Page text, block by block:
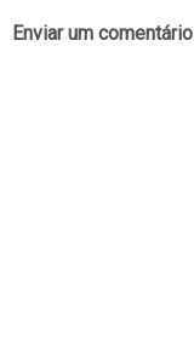
Enviar um comentário